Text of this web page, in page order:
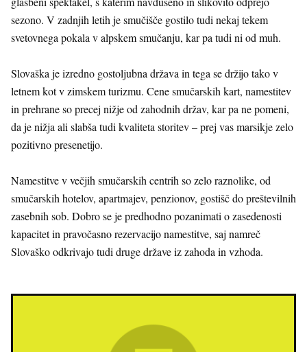
sezono. V zadnjih letih je smučišče gostilo tudi nekaj tekem
svetovnega pokala v alpskem smučanju, kar pa tudi ni od muh.
Slovaška je izredno gostoljubna država in tega se držijo tako v
letnem kot v zimskem turizmu. Cene smučarskih kart, namestitev
in prehrane so precej nižje od zahodnih držav, kar pa ne pomeni,
da je nižja ali slabša tudi kvaliteta storitev – prej vas marsikje zelo
pozitivno presenetijo.
Namestitve v večjih smučarskih centrih so zelo raznolike, od
smučarskih hotelov, apartmajev, penzionov, gostišč do preštevilnih
zasebnih sob. Dobro se je predhodno pozanimati o zasedenosti
kapacitet in pravočasno rezervacijo namestitve, saj namreč
Slovaško odkrivajo tudi druge države iz zahoda in vzhoda.